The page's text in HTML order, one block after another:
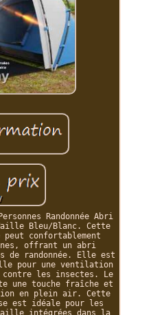
Randonnée Abri
Bleu/Blanc. Cette
peut confortablement
offrant un abri
de randonnée. Elle est
pour une ventilation
les insectes. Le
une touche fraîche et
en plein air. Cette
est idéale pour les
intégrées dans la